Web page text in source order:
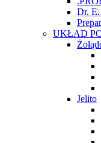
Dr.
UKŁAD
Jelito